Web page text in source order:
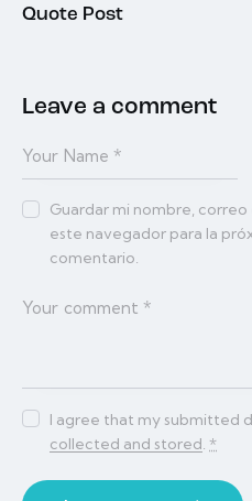
Quote Post
Leave a comment
Guardar mi nombre,
este navegador para la
comentario.
I agree that my submitted
collected and stored *